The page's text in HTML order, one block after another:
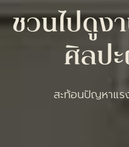
ชวนไปดูง
ศิลป
สะท้อนปัญหาแร